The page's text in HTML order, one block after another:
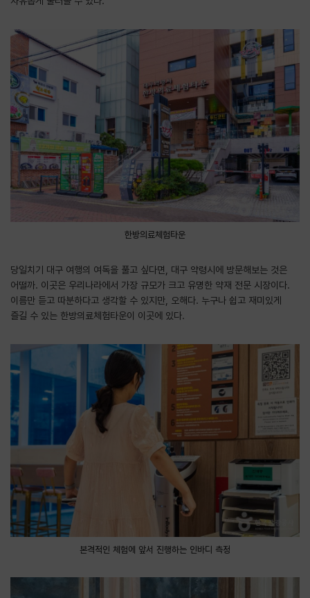
한방의료체험타운
당일치기 대구 여행의 여독을 풀고 싶다면, 대구 약령시에 방문해보는 것은
어떨까. 이곳은 우리나라에서 가장 규모가 크고 유명한 약재 전문 시장이다.
이름만 듣고 따분하다고 생각할 수 있지만, 오해다. 누구나 쉽고 재미있게
즐길 수 있는 한방의료체험타운이 이곳에 있다.
본격적인 체험에 앞서 진행하는 인바디 측정